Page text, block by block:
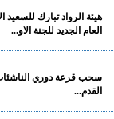
هيئة الرواد تبارك للسعيد
العام الجديد للجنة الاو...
سحب قرعة دوري
القدم...